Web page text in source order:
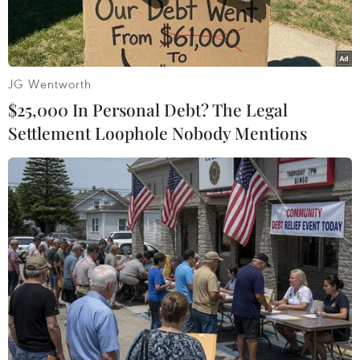
Ông Tập Cận Bình. (Ảnh: THX/TTXVN)
Ngày 11/11, các đại biểu tham dự hội nghị lần
JG Wentworth
$25,000 In Personal Debt? The Legal
Settlement Loophole Nobody Mentions